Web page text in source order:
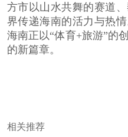
方市以山水共舞的赛道
界传递海南的活力与热
海南正以“体育+旅游”的
的新篇章。
相关推荐